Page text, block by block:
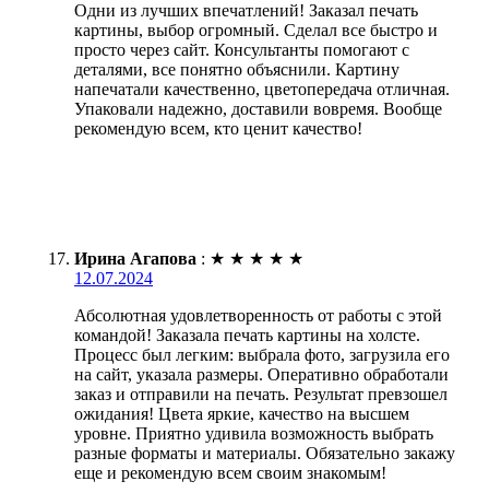
Одни из лучших впечатлений! Заказал печать
картины, выбор огромный. Сделал все быстро и
просто через сайт. Консультанты помогают с
деталями, все понятно объяснили. Картину
напечатали качественно, цветопередача отличная.
Упаковали надежно, доставили вовремя. Вообще
рекомендую всем, кто ценит качество!
Ирина Агапова : ★ ★ ★ ★ ★
12.07.2024
Абсолютная удовлетворенность от работы с этой
командой! Заказала печать картины на холсте.
Процесс был легким: выбрала фото, загрузила его
на сайт, указала размеры. Оперативно обработали
заказ и отправили на печать. Результат превзошел
ожидания! Цвета яркие, качество на высшем
уровне. Приятно удивила возможность выбрать
разные форматы и материалы. Обязательно закажу
еще и рекомендую всем своим знакомым!